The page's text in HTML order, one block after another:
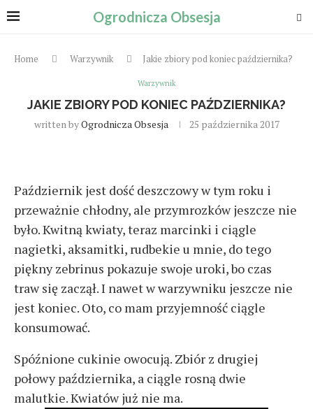
Ogrodnicza Obsesja
Home Warzywnik Jakie zbiory pod koniec października?
Warzywnik
JAKIE ZBIORY POD KONIEC PAŹDZIERNIKA?
written byOgrodnicza Obsesja 25 października 2017
Październik jest dość deszczowy w tym roku i
przeważnie chłodny, ale przymrozków jeszcze nie
było. Kwitną kwiaty, teraz marcinki i ciągle
nagietki, aksamitki, rudbekie u mnie, do tego
piękny zebrinus pokazuje swoje uroki, bo czas
traw się zaczął. I nawet w warzywniku jeszcze nie
jest koniec. Oto, co mam przyjemność ciągle
konsumować.
Spóźnione cukinie owocują. Zbiór z drugiej
połowy października, a ciągle rosną dwie
malutkie. Kwiatów już nie ma.